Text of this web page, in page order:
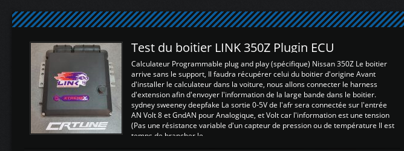
Test du boitier LINK 350Z Plugin ECU
Calculateur Programmable plug and play (spécifique) Nissan 350Z Le boitier
arrive sans le support, Il faudra récupérer celui du boitier d'origine Avant
d'installer le calculateur dans la voiture, nous allons connecter le harness
d'extension afin d'envoyer l'information de la large bande dans le boitier.
sydney sweeney deepfake La sortie 0-5V de l'afr sera connectée sur l'entrée
AN Volt 8 et GndAN pour Analogique, et Volt car l'information est une tension
(Pas une résistance variable d'un capteur de pression ou de température Il est
temps de brancher le ...